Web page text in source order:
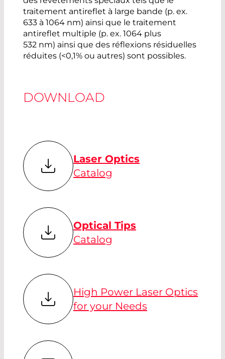
traitement antireflet à large bande (p. ex.
633 à 1064 nm) ainsi que le traitement
antireflet multiple (p. ex. 1064 plus
532 nm) ainsi que des réflexions résiduelles
réduites (<0,1% ou autres) sont possibles.
DOWNLOAD
Laser Optics
Catalog
Optical Tips
Catalog
High Power Laser Optics
for your Needs